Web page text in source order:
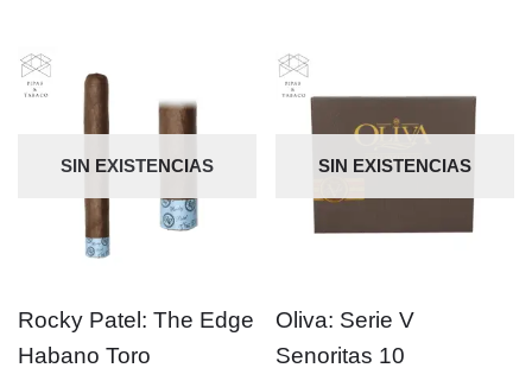
SIN EXISTENCIAS
Rocky Patel: The Edge
Habano Toro
SIN EXISTENCIAS
Oliva: Serie V
Senoritas 10